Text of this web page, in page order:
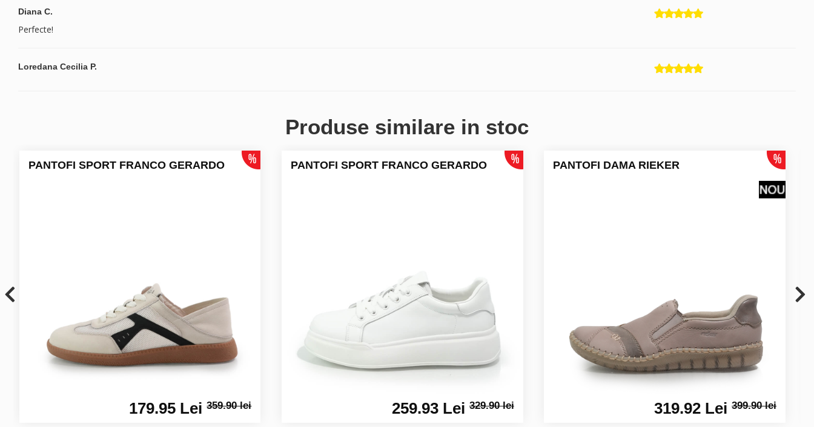
Diana C.
Perfecte!
Loredana Cecilia P.
Produse similare in stoc
PANTOFI SPORT FRANCO GERARDO
179.95 Lei359.90 lei
PANTOFI SPORT FRANCO GERARDO
259.93 Lei329.90 lei
PANTOFI DAMA RIEKER
319.92 Lei399.90 lei